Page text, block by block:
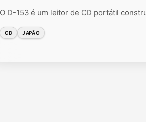
O D-153 é um leitor de CD portátil
CD JAPÃO